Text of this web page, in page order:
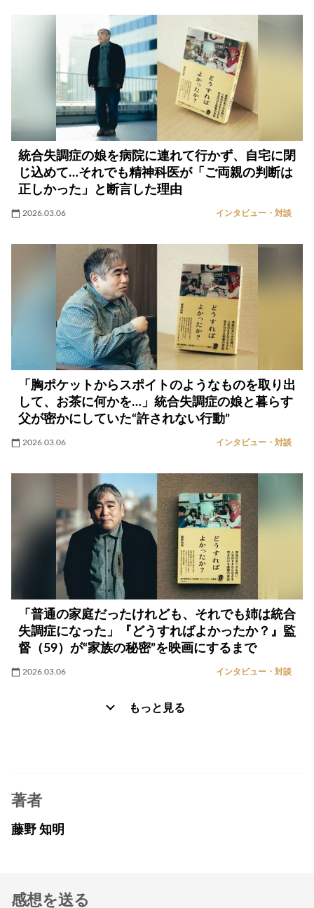
統合失調症の娘を病院に連れて行かず、自宅に閉
じ込めて…それでも精神科医が「ご両親の判断は
正しかった」と断言した理由
2026.03.06 インタビュー・対談
「胸ポケットからスポイトのようなものを取り出
して、お茶に何かを…」統合失調症の娘と暮らす
父が密かにしていた“許されない行動”
2026.03.06 インタビュー・対談
「普通の家庭だったけれども、それでも姉は統合
失調症になった」『どうすればよかったか？』監
督（59）が“家族の秘密”を映画にするまで
2026.03.06 インタビュー・対談
もっと見る
著者
藤野 知明
感想を送る